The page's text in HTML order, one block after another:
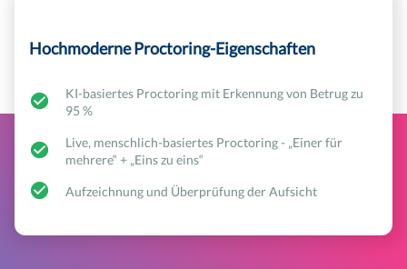
Hochmoderne Proctoring-Eigenschaften
KI-basiertes Proctoring mit Erkennung von Betrug zu
95 %
Live, menschlich-basiertes Proctoring - „Einer für
mehrere“ + „Eins zu eins“
Aufzeichnung und Überprüfung der Aufsicht